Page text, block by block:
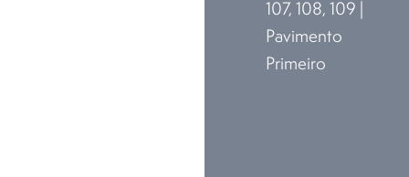
107, 108, 109 |
Pavimento
Primeiro